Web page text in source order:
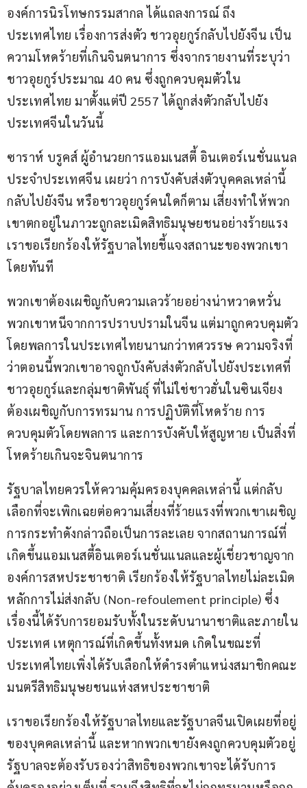
องค์การนิรโทษกรรมสากล ได้แถลงการณ์ ถึง
ประเทศไทย เรื่องการส่งตัว ชาวอุยกูร์กลับไปยังจีน เป็น
ความโหดร้ายที่เกินจินตนาการ ซึ่งจากรายงานที่ระบุว่า
ชาวอุยกูร์ประมาณ 40 คน ซึ่งถูกควบคุมตัวใน
ประเทศไทย มาตั้งแต่ปี 2557 ได้ถูกส่งตัวกลับไปยัง
ประเทศจีนในวันนี้
ซาราห์ บรูคส์ ผู้อำนวยการแอมเนสตี้ อินเตอร์เนชั่นแนล
ประจำประเทศจีน เผยว่า การบังคับส่งตัวบุคคลเหล่านี้
กลับไปยังจีน หรือชาวอุยกูร์คนใดก็ตาม เสี่ยงทำให้พวก
เขาตกอยู่ในภาวะถูกละเมิดสิทธิมนุษยชนอย่างร้ายแรง
เราขอเรียกร้องให้รัฐบาลไทยชี้แจงสถานะของพวกเขา
โดยทันที
พวกเขาต้องเผชิญกับความเลวร้ายอย่างน่าหวาดหวั่น
พวกเขาหนีจากการปราบปรามในจีน แต่มาถูกควบคุมตัว
โดยพลการในประเทศไทยนานกว่าทศวรรษ ความจริงที่
ว่าตอนนี้พวกเขาอาจถูกบังคับส่งตัวกลับไปยังประเทศที่
ชาวอุยกูร์และกลุ่มชาติพันธุ์ ที่ไม่ใช่ชาวฮั่นในซินเจียง
ต้องเผชิญกับการทรมาน การปฏิบัติที่โหดร้าย การ
ควบคุมตัวโดยพลการ และการบังคับให้สูญหาย เป็นสิ่งที่
โหดร้ายเกินจะจินตนาการ
รัฐบาลไทยควรให้ความคุ้มครองบุคคลเหล่านี้ แต่กลับ
เลือกที่จะเพิกเฉยต่อความเสี่ยงที่ร้ายแรงที่พวกเขาเผชิญ
การกระทำดังกล่าวถือเป็นการละเลย จากสถานการณ์ที่
เกิดขึ้นแอมเนสตี้อินเตอร์เนชั่นแนลและผู้เชี่ยวชาญจาก
องค์การสหประชาชาติ เรียกร้องให้รัฐบาลไทยไม่ละเมิด
หลักการไม่ส่งกลับ (Non-refoulement principle) ซึ่ง
เรื่องนี้ได้รับการยอมรับทั้งในระดับนานาชาติและภายใน
ประเทศ เหตุการณ์ที่เกิดขึ้นทั้งหมด เกิดในขณะที่
ประเทศไทยเพิ่งได้รับเลือกให้ดำรงตำแหน่งสมาชิกคณะ
มนตรีสิทธิมนุษยชนแห่งสหประชาชาติ
เราขอเรียกร้องให้รัฐบาลไทยและรัฐบาลจีนเปิดเผยที่อยู่
ของบุคคลเหล่านี้ และหากพวกเขายังคงถูกควบคุมตัวอยู่
รัฐบาลจะต้องรับรองว่าสิทธิของพวกเขาจะได้รับการ